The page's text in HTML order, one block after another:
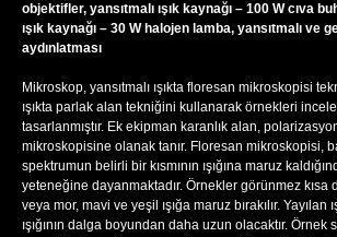
objektifler, yansıtmalı ışık kaynağı – 100 W cıva
ışık kaynağı – 30 W halojen lamba, yansıtmalı ve
aydınlatması
Mikroskop, yansıtmalı ışıkta floresan mikroskopisi
ışıkta parlak alan tekniğini kullanarak örnekleri
tasarlanmıştır. Ek ekipman karanlık alan,
mikroskopisine olanak tanır. Floresan mikroskopisi,
spektrumun belirli bir kısmının ışığına maruz
yeteneğine dayanmaktadır. Örnekler görünmez kısa
veya mor, mavi ve yeşil ışığa maruz bırakılır. Yayılan
ışığının dalga boyundan daha uzun olacaktır. Örnek